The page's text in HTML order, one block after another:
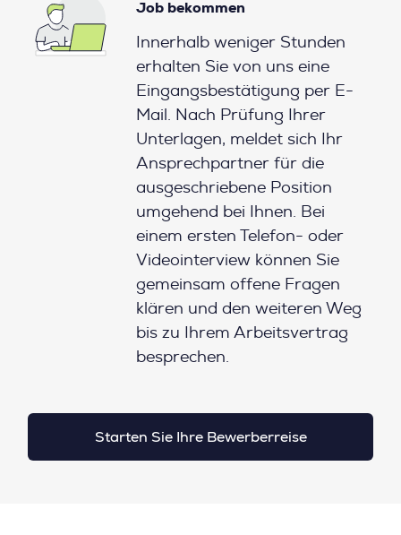
Job bekommen
Innerhalb weniger Stunden
erhalten Sie von uns eine
Eingangsbestätigung per E-
Mail. Nach Prüfung Ihrer
Unterlagen, meldet sich Ihr
Ansprechpartner für die
ausgeschriebene Position
umgehend bei Ihnen. Bei
einem ersten Telefon- oder
Videointerview können Sie
gemeinsam offene Fragen
klären und den weiteren Weg
bis zu Ihrem Arbeitsvertrag
besprechen.
Starten Sie Ihre Bewerberreise